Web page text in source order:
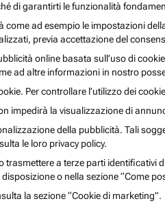
di garantirti le funzionalità
ad esempio le impostazioni
previa accettazione del
online basata sull’uso di
ad altre informazioni in nostro
Per controllare l’utilizzo dei
impedirà la visualizzazione di
della pubblicità. Tali
le loro privacy policy.
a terze parti
o nella sezione “Come
la sezione “Cookie di marketing”.